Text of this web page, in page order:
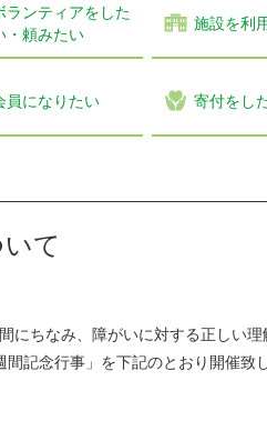
ランティアをした
・頼みたい
施設を利
員になりたい 寄付をし
て
ちなみ、障がいに対する正しい
記念行事」を下記のとおり開催致し